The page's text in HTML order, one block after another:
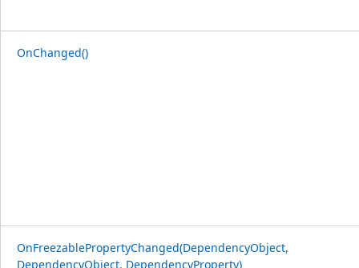
OnChanged()
OnFreezablePropertyChanged(DependencyObject,
DependencyObject, DependencyProperty)